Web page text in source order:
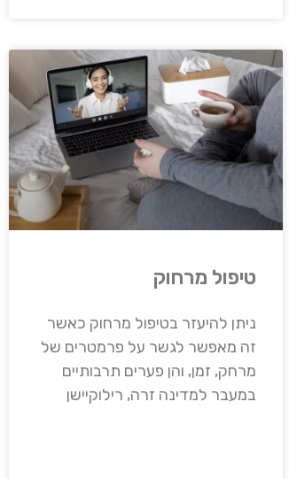
טיפול מרחוק
ניתן להיעזר בטיפול מרחוק כאשר
זה מאפשר לגשר על פרמטרים של
מרחק, זמן, והן פערים תרבותיים
במעבר למדינה זרה, רילוקיישן